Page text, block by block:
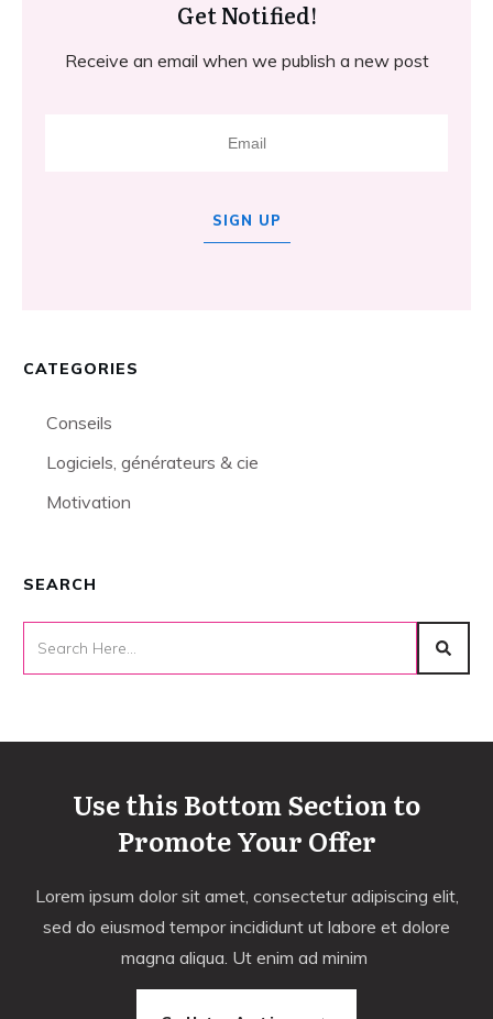
Get Notified!
Receive an email when we publish a new post
SIGN UP
CATEGORIES
Conseils
Logiciels, générateurs & cie
Motivation
SEARCH
Use this Bottom Section to
Promote Your Offer
Lorem ipsum dolor sit amet, consectetur adipiscing elit,
sed do eiusmod tempor incididunt ut labore et dolore
magna aliqua. Ut enim ad minim